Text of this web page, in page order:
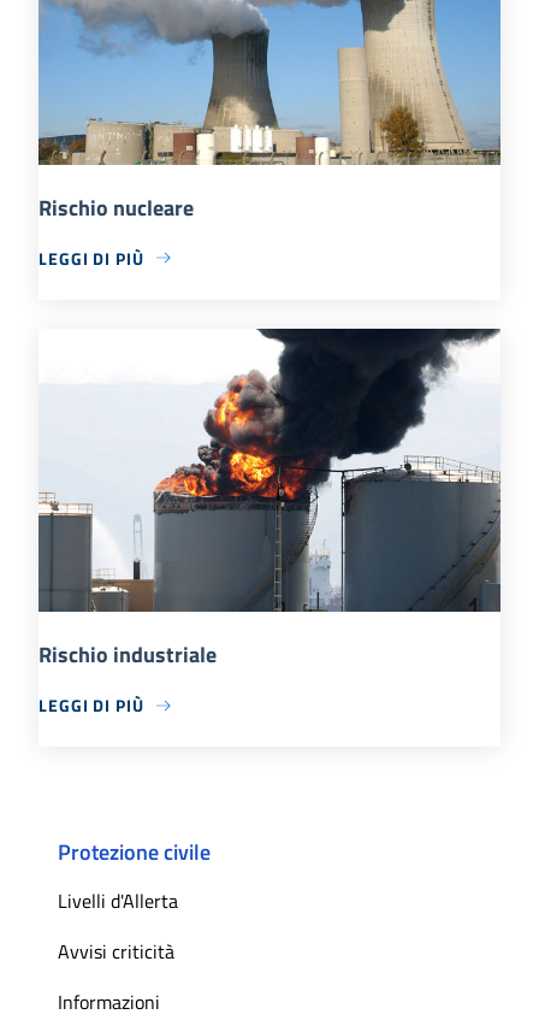
Rischio nucleare
LEGGI DI PIÙ
Rischio industriale
LEGGI DI PIÙ
Protezione civile
Livelli d'Allerta
Avvisi criticità
Informazioni